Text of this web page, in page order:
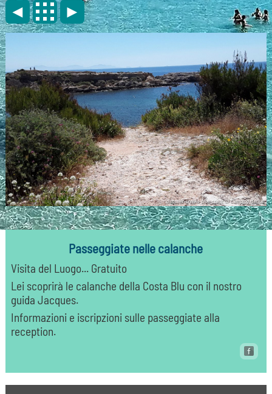
◄ ►
discover-creeks-blue-coast © Camping Marius
Passeggiate nelle calanche
Visita del Luogo... Gratuito
Lei scoprirà le calanche della Costa Blu con il nostro
guida Jacques.
Informazioni e iscripzioni sulle passeggiate alla
reception.